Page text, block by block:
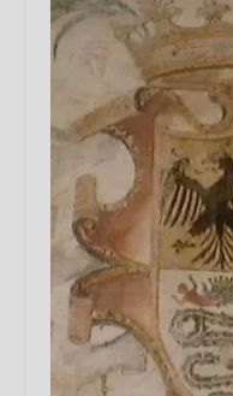
Chi sono
Contatti